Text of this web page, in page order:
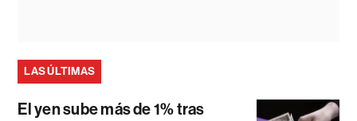
LAS ÚLTIMAS
El yen sube más de 1% tras